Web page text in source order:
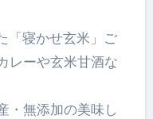
「寝かせ玄米」ご
レーや玄米甘酒な
・無添加の美味し